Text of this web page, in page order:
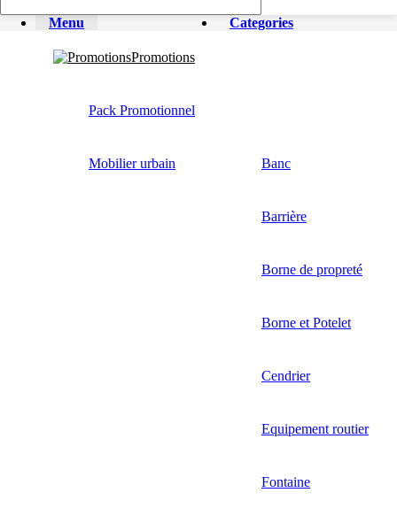
Menu Categories
Promotions
Pack Promotionnel
Mobilier urbain Banc
Barrière
Borne de propreté
Borne et Potelet
Cendrier
Equipement routier
Fontaine